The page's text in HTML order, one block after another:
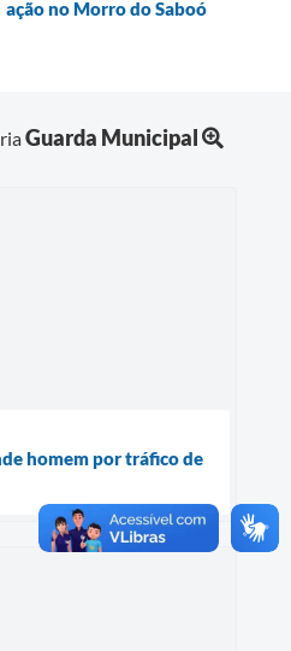
ação no Morro do Saboó
Guarda Municipal
homem por tráfico de